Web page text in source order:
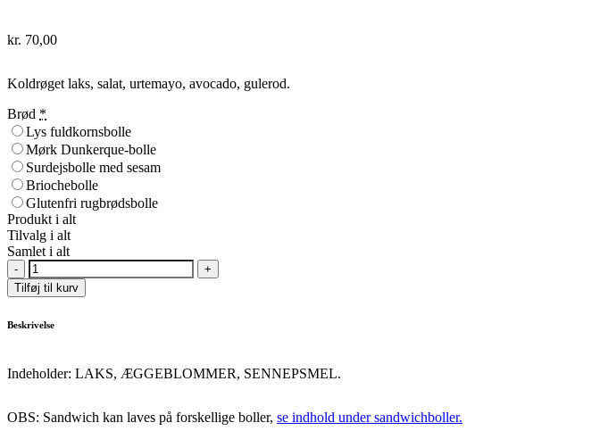
kr. 70,00
Koldrøget laks, salat, urtemayo, avocado, gulerod.
Brød *
Lys fuldkornsbolle
Mørk Dunkerque-bolle
Surdejsbolle med sesam
Briochebolle
Glutenfri rugbrødsbolle
Produkt i alt
Tilvalg i alt
Samlet i alt
Sandwich
m/
laks
Tilføj til kurv
Beskrivelse
Indeholder: LAKS, ÆGGEBLOMMER, SENNEPSMEL.
OBS: Sandwich kan laves på forskellige boller, se indhold under sandwichboller.